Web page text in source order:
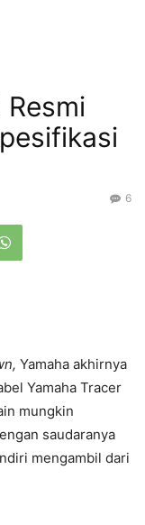
6
Yamaha akhirnya
Yamaha Tracer
mungkin
saudaranya
mengambil dari